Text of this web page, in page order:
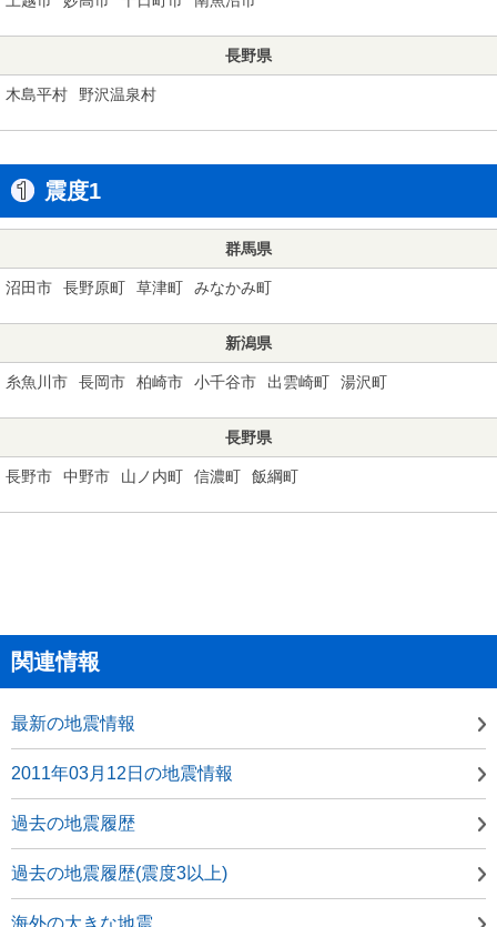
長野県
木島平村 野沢温泉村
震度1
群馬県
沼田市 長野原町 草津町 みなかみ町
新潟県
糸魚川市 長岡市 柏崎市 小千谷市 出雲崎町 湯沢町
長野県
長野市 中野市 山ノ内町 信濃町 飯綱町
関連情報
最新の地震情報
2011年03月12日の地震情報
過去の地震履歴
過去の地震履歴(震度3以上)
海外の大きな地震